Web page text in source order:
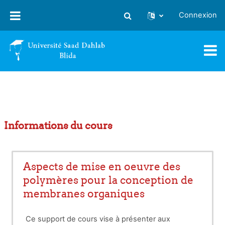
Activer/désactiver la saisie
Connexion
Informations du cours
Aspects de mise en oeuvre des
polymères pour la conception de
membranes organiques
Ce support de cours vise à présenter aux